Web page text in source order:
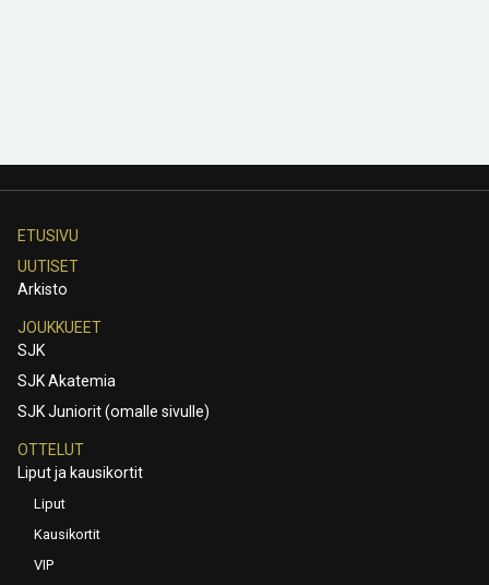
ETUSIVU
UUTISET
Arkisto
JOUKKUEET
SJK
SJK Akatemia
SJK Juniorit (omalle sivulle)
OTTELUT
Liput ja kausikortit
Liput
Kausikortit
VIP